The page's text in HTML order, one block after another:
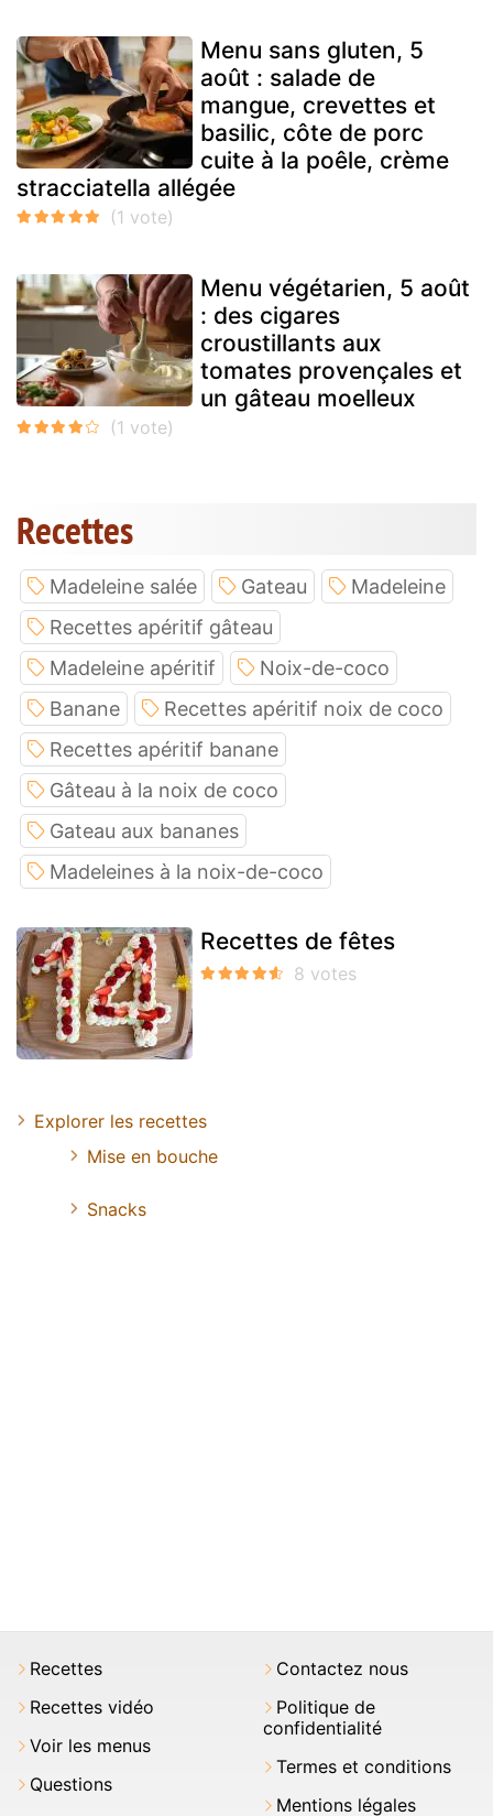
Menu sans gluten, 5
août : salade de
mangue, crevettes et
basilic, côte de porc
cuite à la poêle, crème
stracciatella allégée
Menu végétarien, 5 août
: des cigares
croustillants aux
tomates provençales et
un gâteau moelleux
Recettes
Madeleine salée Gateau
Madeleine
Recettes apéritif gâteau
Madeleine apéritif
Noix-de-coco
Banane
Recettes apéritif noix de coco
Recettes apéritif banane
Gâteau à la noix de coco
Gateau aux bananes
Madeleines à la noix-de-coco
Recettes de fêtes
Explorer les recettes
Mise en bouche
Snacks
Recettes
Recettes vidéo
Voir les menus
Questions
Contactez nous
Politique de
confidentialité
Termes et conditions
Mentions légales